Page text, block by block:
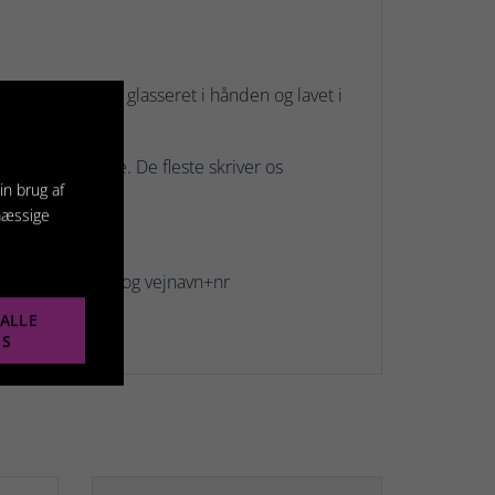
er alle glasseret i hånden og lavet i
fuld adresse. De fleste skriver os
nr. efternavn og vejnavn+nr
brug af